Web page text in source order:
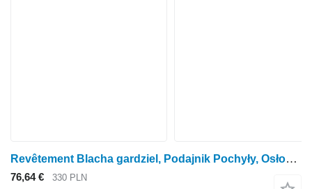
Revêtement Blacha gardziel, Podajnik Pochyły, Osłona przeciwkurzowa porównawczy: pour moissonneuse-batteuse Claas LEXION 410-405
76,64 € 330 PLN